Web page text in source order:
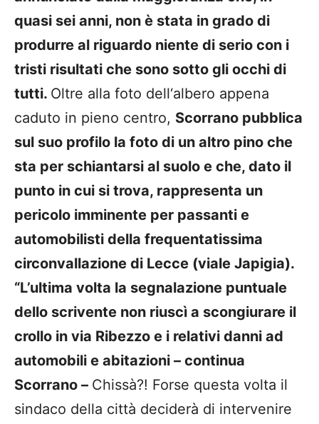
quasi sei anni, non è stata in grado di
produrre al riguardo niente di serio con i
tristi risultati che sono sotto gli occhi di
tutti. Oltre alla foto dell‘albero appena
caduto in pieno centro, Scorrano pubblica
sul suo profilo la foto di un altro pino che
sta per schiantarsi al suolo e che, dato il
punto in cui si trova, rappresenta un
pericolo imminente per passanti e
automobilisti della frequentatissima
circonvallazione di Lecce (viale Japigia).
“L’ultima volta la segnalazione puntuale
dello scrivente non riuscì a scongiurare il
crollo in via Ribezzo e i relativi danni ad
automobili e abitazioni – continua
Scorrano – Chissà?! Forse questa volta il
sindaco della città deciderà di intervenire